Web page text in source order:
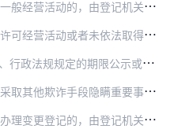
；拒不改正的，处1万元以上10万元以下的罚款；情节严重的，依法责令关闭停业，并处10万元以上50…
律、法规或者国务院决定规定的部门予以查处；法律、法规或者国务院决定没有规定或者规定不明确的，由…
年度报告的，由登记机关列入经营异常名录，可以处1万元以下的罚款。
由登记机关依法责令改正，没收违法所得，并处5万元以上20万元以下的罚款；情节严重的，处20万元以…
；拒不改正的，处1万元以上10万元以下的罚款；情节严重的，吊销营业执照。